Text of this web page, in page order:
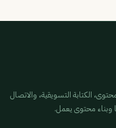
الكتابة التسويقية، والاتصال
محتوى يعمل.